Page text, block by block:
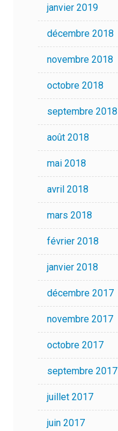
janvier 2019
décembre 2018
novembre 2018
octobre 2018
septembre 2018
août 2018
mai 2018
avril 2018
mars 2018
février 2018
janvier 2018
décembre 2017
novembre 2017
octobre 2017
septembre 2017
juillet 2017
juin 2017